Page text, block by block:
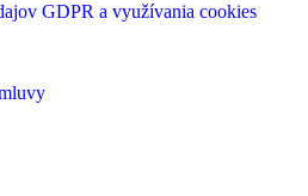
GDPR a využívania cookies